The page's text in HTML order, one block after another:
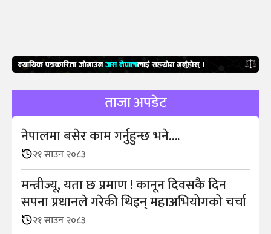
ताजा अपडेट
नेपालमा बसेर काम गर्नुहुन्छ भने….
२१ साउन २०८३
मन्त्रीज्यू, यता छ प्रमाण ! कानून दिवसकै दिन
सपना प्रधानले गरेकी थिइन् महाअभियोगको चर्चा
२१ साउन २०८३